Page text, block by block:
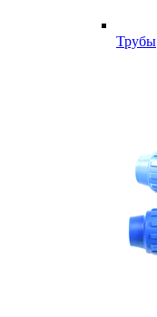
Трубы